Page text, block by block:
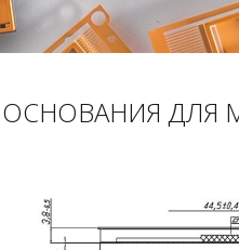
ОСНОВАНИЯ